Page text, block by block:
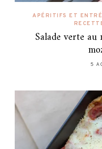
APÉRITIFS ET
Salade verte
5